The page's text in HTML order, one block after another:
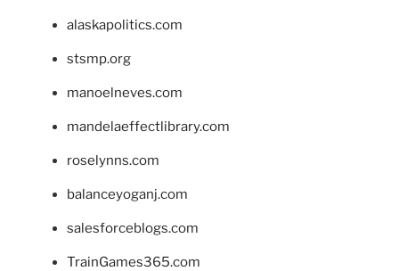
alaskapolitics.com
stsmp.org
manoelneves.com
mandelaeffectlibrary.com
roselynns.com
balanceyoganj.com
salesforceblogs.com
TrainGames365.com